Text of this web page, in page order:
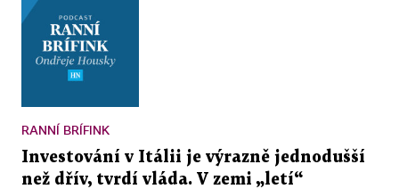
RANNÍ BRÍFINK
Investování v Itálii je výrazně jednodušší
než dřív, tvrdí vláda. V zemi „letí“